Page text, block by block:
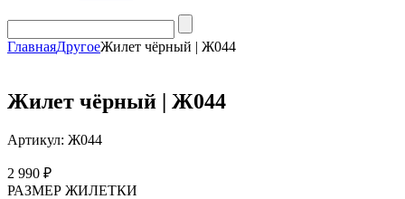
ГлавнаяДругоеЖилет чёрный | Ж044
Жилет чёрный | Ж044
Артикул: Ж044
2 990 ₽
РАЗМЕР ЖИЛЕТКИ